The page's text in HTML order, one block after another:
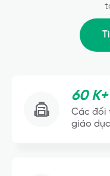
60 K+
Các đối
giáo dục